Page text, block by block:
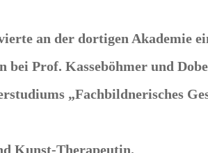
an der dortigen Akademie
bei Prof. Kasseböhmer und
„Fachbildnerisches
Kunst-Therapeutin.